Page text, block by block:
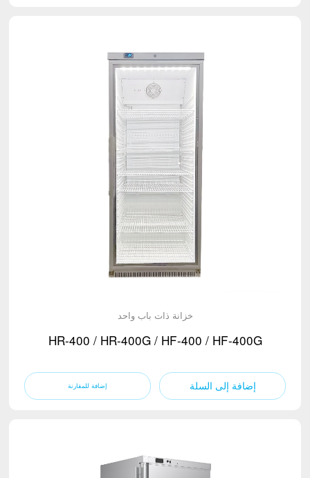
خزانة ذات باب واحد
HR-400 / HR-400G / HF-400 / HF-400G
إضافة إلى السلة